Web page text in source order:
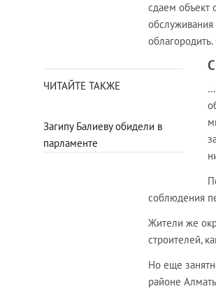
сдаем объект
обслуживания
ЧИТАЙТЕ ТАКЖЕ
Загипу Балиеву обидели в
парламенте
соблюдения
Жители же
строителей,
Но еще
районе